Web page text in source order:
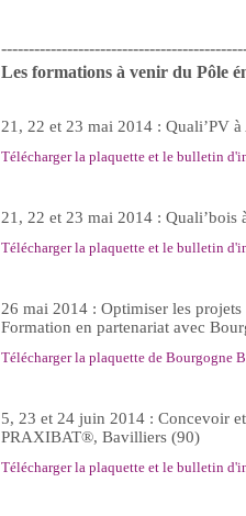
Les formations à venir du Pôle
21, 22 et 23 mai 2014 : Quali’PV
Télécharger la plaquette et le bulletin
21, 22 et 23 mai 2014 : Quali’bois
Télécharger la plaquette et le bulletin
26 mai 2014 : Optimiser les
Formation en partenariat avec
Télécharger la plaquette de Bourgogne
5, 23 et 24 juin 2014 : Concevoir
PRAXIBAT®, Bavilliers (90)
Télécharger la plaquette et le bulletin